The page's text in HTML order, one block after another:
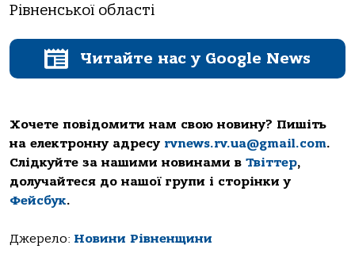
Рівненської області
Читайте нас у Google News
Хочете повідомити нам свою новину? Пишіть
на електронну адресу rvnews.rv.ua@gmail.com.
Слідкуйте за нашими новинами в Твіттер,
долучайтеся до нашої групи і сторінки у
Фейсбук.
Джерело: Новини Рівненщини